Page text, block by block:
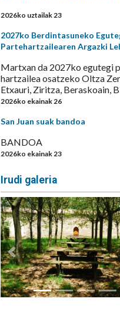
2026ko uztailak 23
2027ko Berdintasuneko
Partehartzailearen Argazki
Martxan da 2027ko egutegi
hartzailea osatzeko Oltza
Etxauri, Ziritza, Beraskoain,
2026ko ekainak 26
San Juan suak bandoa
BANDOA
2026ko ekainak 23
Irudi galeria
Aurrekoa